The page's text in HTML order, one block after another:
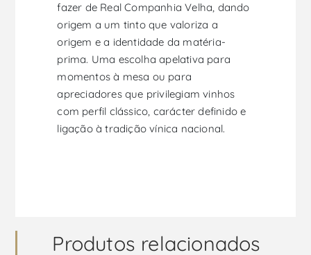
fazer de Real Companhia Velha, dando
origem a um tinto que valoriza a
origem e a identidade da matéria-
prima. Uma escolha apelativa para
momentos à mesa ou para
apreciadores que privilegiam vinhos
com perfil clássico, carácter definido e
ligação à tradição vínica nacional.
Produtos relacionados